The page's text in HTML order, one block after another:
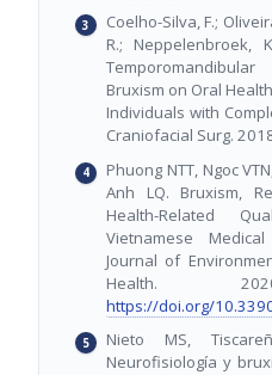
Coelho-Silva, F.;
R.; Neppelenbroek,
Bruxism on Oral
Individuals with
Craniofacial Surg.
Phuong NTT, Ngoc
Anh LQ. Bruxism,
Health-Related
Vietnamese
Journal of
Health.
https://doi.org/
Nieto MS,
Neurofisiología y